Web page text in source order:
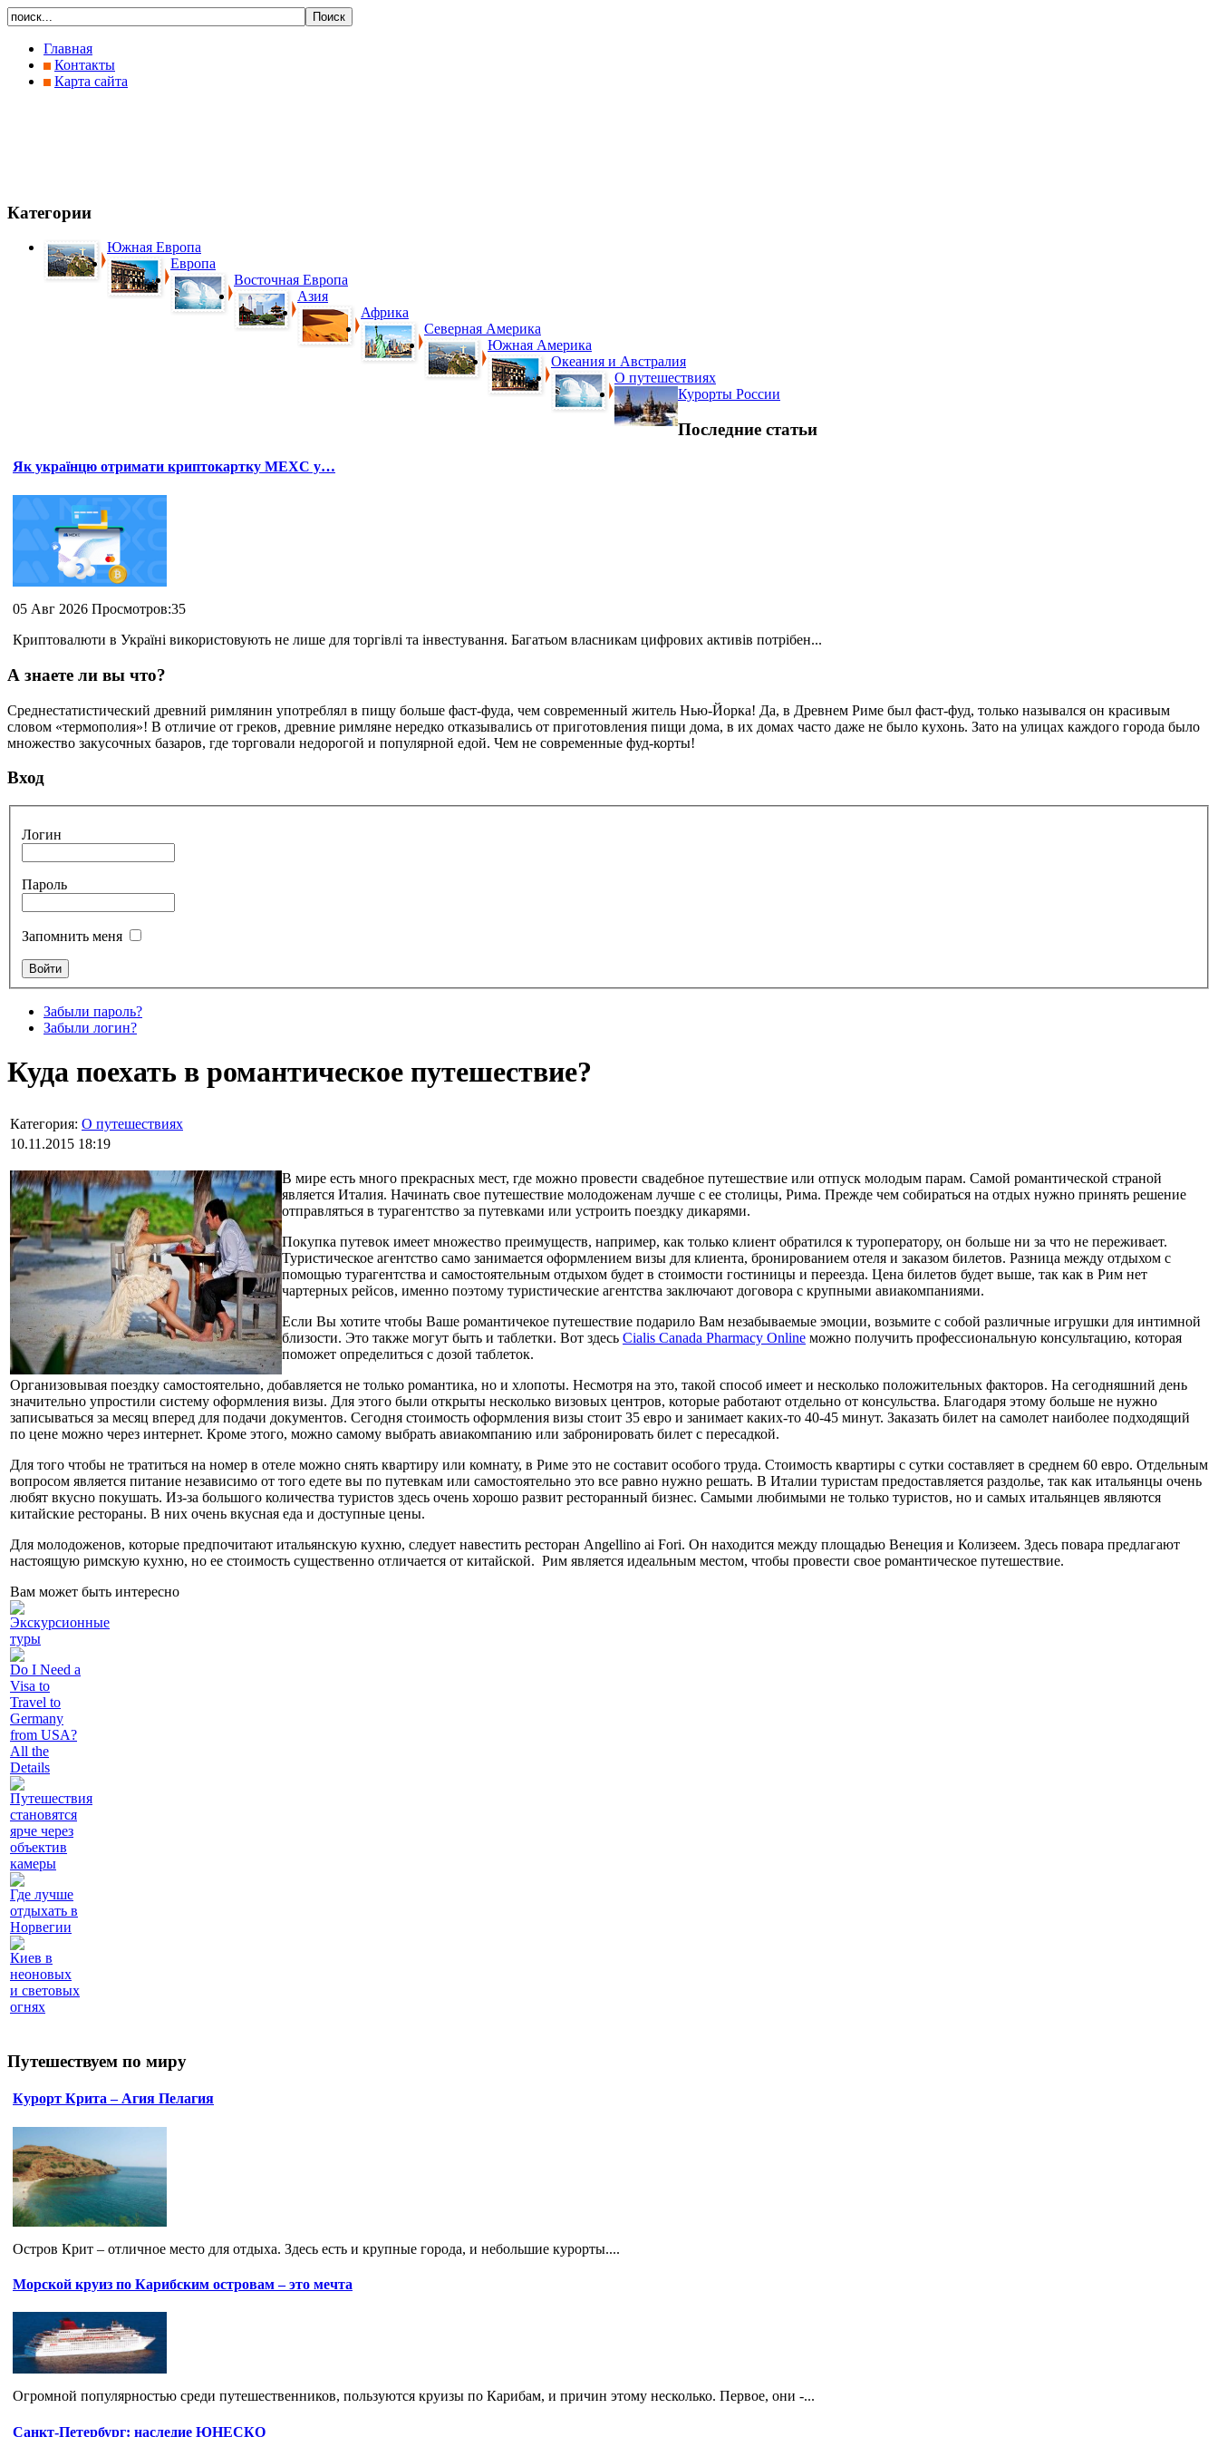
Главная
Контакты
Карта сайта
Категории
Южная Европа
Европа
Восточная Европа
Азия
Африка
Северная Америка
Южная Америка
Океания и Австралия
О путешествиях
Курорты России
Последние статьи
Як українцю отримати криптокартку MEXC у…
05 Авг 2026 Просмотров:35
Криптовалюти в Україні використовують не лише для торгівлі та інвестування. Багатьом власникам цифрових активів потрібен...
А знаете ли вы что?
Среднестатистический древний римлянин употреблял в пищу больше фаст-фуда, чем современный житель Нью-Йорка! Да, в Древнем Риме был фаст-фуд, только назывался он красивым
словом «термополия»! В отличие от греков, древние римляне нередко отказывались от приготовления пищи дома, в их домах часто даже не было кухонь. Зато на улицах каждого города было
множество закусочных базаров, где торговали недорогой и популярной едой. Чем не современные фуд-корты!
Вход
Логин
Пароль
Запомнить меня
Забыли пароль?
Забыли логин?
Куда поехать в романтическое путешествие?
Категория: О путешествиях
10.11.2015 18:19
В мире есть много прекрасных мест, где можно провести свадебное путешествие или отпуск молодым парам. Самой романтической страной
является Италия. Начинать свое путешествие молодоженам лучше с ее столицы, Рима. Прежде чем собираться на отдых нужно принять решение
отправляться в турагентство за путевками или устроить поездку дикарями.
Покупка путевок имеет множество преимуществ, например, как только клиент обратился к туроператору, он больше ни за что не переживает.
Туристическое агентство само занимается оформлением визы для клиента, бронированием отеля и заказом билетов. Разница между отдыхом с
помощью турагентства и самостоятельным отдыхом будет в стоимости гостиницы и переезда. Цена билетов будет выше, так как в Рим нет
чартерных рейсов, именно поэтому туристические агентства заключают договора с крупными авиакомпаниями.
Если Вы хотите чтобы Ваше романтичекое путешествие подарило Вам незабываемые эмоции, возьмите с собой различные игрушки для интимной
близости. Это также могут быть и таблетки. Вот здесь Cialis Canada Pharmacy Online можно получить профессиональную консультацию, которая
поможет определиться с дозой таблеток.
Организовывая поездку самостоятельно, добавляется не только романтика, но и хлопоты. Несмотря на это, такой способ имеет и несколько положительных факторов. На сегодняшний день
значительно упростили систему оформления визы. Для этого были открыты несколько визовых центров, которые работают отдельно от консульства. Благодаря этому больше не нужно
записываться за месяц вперед для подачи документов. Сегодня стоимость оформления визы стоит 35 евро и занимает каких-то 40-45 минут. Заказать билет на самолет наиболее подходящий
по цене можно через интернет. Кроме этого, можно самому выбрать авиакомпанию или забронировать билет с пересадкой.
Для того чтобы не тратиться на номер в отеле можно снять квартиру или комнату, в Риме это не составит особого труда. Стоимость квартиры с сутки составляет в среднем 60 евро. Отдельным
вопросом является питание независимо от того едете вы по путевкам или самостоятельно это все равно нужно решать. В Италии туристам предоставляется раздолье, так как итальянцы очень
любят вкусно покушать. Из-за большого количества туристов здесь очень хорошо развит ресторанный бизнес. Самыми любимыми не только туристов, но и самых итальянцев являются
китайские рестораны. В них очень вкусная еда и доступные цены.
Для молодоженов, которые предпочитают итальянскую кухню, следует навестить ресторан Angellino ai Fori. Он находится между площадью Венеция и Колизеем. Здесь повара предлагают
настоящую римскую кухню, но ее стоимость существенно отличается от китайской. Рим является идеальным местом, чтобы провести свое романтическое путешествие.
Вам может быть интересно
Экскурсионные
туры
Do I Need a
Visa to
Travel to
Germany
from USA?
All the
Details
Путешествия
становятся
ярче через
объектив
камеры
Где лучше
отдыхать в
Норвегии
Киев в
неоновых
и световых
огнях
Путешествуем по миру
Курорт Крита – Агия Пелагия
Остров Крит – отличное место для отдыха. Здесь есть и крупные города, и небольшие курорты....
Морской круиз по Карибским островам – это мечта
Огромной популярностью среди путешественников, пользуются круизы по Карибам, и причин этому несколько. Первое, они -...
Санкт-Петербург: наследие ЮНЕСКО